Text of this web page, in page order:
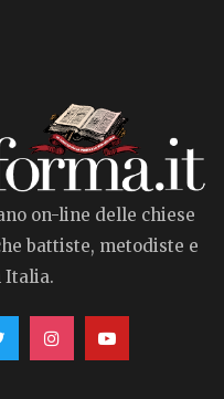
on-line delle chiese
battiste, metodiste e
Italia.